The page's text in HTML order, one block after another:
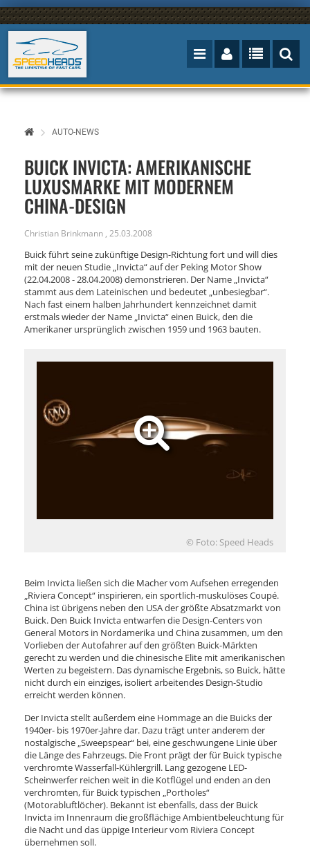
AUTO-NEWS
BUICK INVICTA: AMERIKANISCHE
LUXUSMARKE MIT MODERNEM
CHINA-DESIGN
Christian Brinkmann , 25.03.2008
Buick führt seine zukünftige Design-Richtung fort und will dies
mit der neuen Studie „Invicta“ auf der Peking Motor Show
(22.04.2008 - 28.04.2008) demonstrieren. Der Name „Invicta“
stammt aus dem Lateinischen und bedeutet „unbesiegbar“.
Nach fast einem halben Jahrhundert kennzeichnet damit
erstmals wieder der Name „Invicta“ einen Buick, den die
Amerikaner ursprünglich zwischen 1959 und 1963 bauten.
© Foto: Speed Heads
Beim Invicta ließen sich die Macher vom Aufsehen erregenden
„Riviera Concept“ inspirieren, ein sportlich-muskulöses Coupé.
China ist übrigens neben den USA der größte Absatzmarkt von
Buick. Den Buick Invicta entwarfen die Design-Centers von
General Motors in Nordamerika und China zusammen, um den
Vorlieben der Autofahrer auf den größten Buick-Märkten
gerecht zu werden und die chinesische Elite mit amerikanischen
Werten zu begeistern. Das dynamische Ergebnis, so Buick, hätte
nicht durch ein einziges, isoliert arbeitendes Design-Studio
erreicht werden können.
Der Invicta stellt außerdem eine Hommage an die Buicks der
1940er- bis 1970er-Jahre dar. Dazu trägt unter anderem der
nostalgische „Sweepspear“ bei, eine geschwungene Linie über
die Länge des Fahrzeugs. Die Front prägt der für Buick typische
verchromte Wasserfall-Kühlergrill. Lang gezogene LED-
Scheinwerfer reichen weit in die Kotflügel und enden an den
verchromten, für Buick typischen „Portholes“
(Motorabluftlöcher). Bekannt ist ebenfalls, dass der Buick
Invicta im Innenraum die großflächige Ambientbeleuchtung für
die Nacht und das üppige Interieur vom Riviera Concept
übernehmen soll.